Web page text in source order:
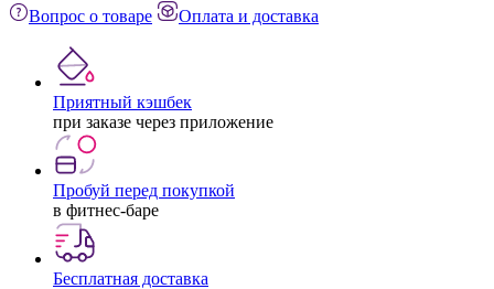
Вопрос о товаре
Оплата и доставка
Приятный кэшбек
при заказе через приложение
Пробуй перед покупкой
в фитнес-баре
Бесплатная доставка